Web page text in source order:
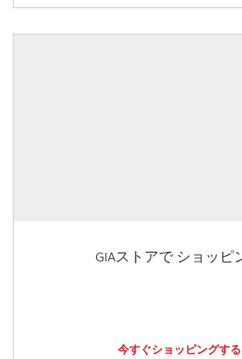
GIAストアで ショッピ
今すぐショッピングする